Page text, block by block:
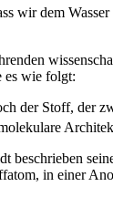
wir dem
es wie folgt:
der Stoff,
beschrieben
in einer